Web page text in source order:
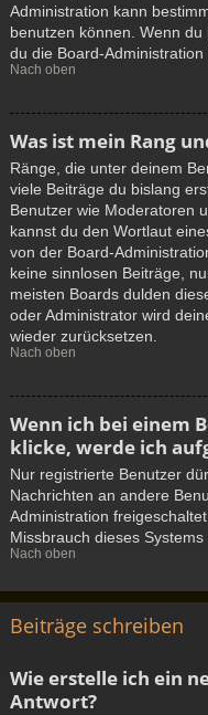
Administration kann
benutzen können. Wenn
du die Board-Administration
Nach oben
Was ist mein Rang
Ränge, die unter deinem
viele Beiträge du bislang
Benutzer wie Moderatoren
kannst du den Wortlaut
von der Board-
keine sinnlosen Beiträge,
meisten Boards dulden
oder Administrator wird
wieder zurücksetzen.
Nach oben
Wenn ich bei einem
klicke, werde ich
Nur registrierte Benutzer
Nachrichten an andere
Administration
Missbrauch dieses
Nach oben
Beiträge schreiben
Wie erstelle ich ein
Antwort?